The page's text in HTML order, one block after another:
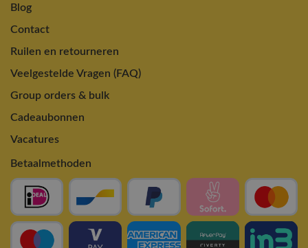
Blog
Contact
Ruilen en retourneren
Veelgestelde Vragen (FAQ)
Group orders & bulk
Cadeaubonnen
Vacatures
Betaalmethoden